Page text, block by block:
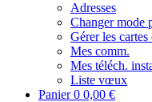
Adresses
Changer mode
Gérer les
Mes comm.
Mes téléch.
Liste vœux
Panier0 0,00 €